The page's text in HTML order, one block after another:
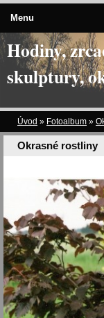
Hodiny,
skulptury,
Úvod » Fotoalbum »
Okrasné rostliny
Menu